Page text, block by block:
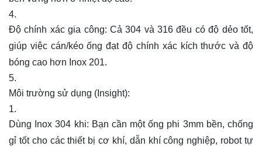
Độ chính xác gia công: Cả 304 và 316 đều có độ dẻo tốt,
giúp việc cán/kéo ống đạt độ chính xác kích thước và độ
bóng cao hơn Inox 201.
Môi trường sử dụng (Insight):
Dùng Inox 304 khi: Bạn cần một ống phi 3mm bền, chống
gỉ tốt cho các thiết bị cơ khí, dẫn khí công nghiệp, robot tự